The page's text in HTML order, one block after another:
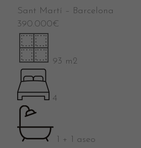
Sant Martí – Barcelona
390.000€
93 m2
4
1 + 1 aseo